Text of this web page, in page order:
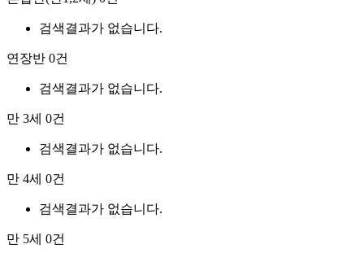
검색결과가 없습니다.
연장반 0건
검색결과가 없습니다.
만 3세 0건
검색결과가 없습니다.
만 4세 0건
검색결과가 없습니다.
만 5세 0건